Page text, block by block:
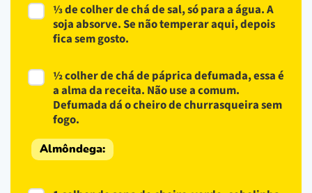
⅓ de colher de chá de sal, só para a água. A
soja absorve. Se não temperar aqui, depois
fica sem gosto.
½ colher de chá de páprica defumada, essa é
a alma da receita. Não use a comum.
Defumada dá o cheiro de churrasqueira sem
fogo.
Almôndega: